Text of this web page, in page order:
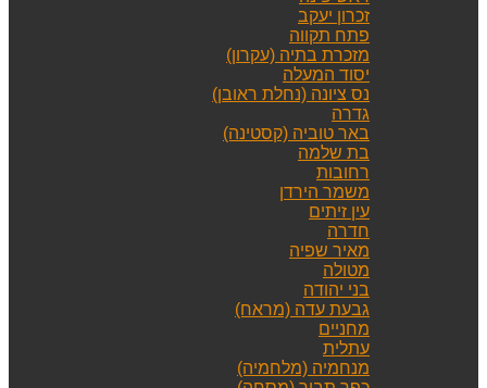
זכרון יעקב
פתח תקווה
מזכרת בתיה (עקרון)
יסוד המעלה
נס ציונה (נחלת ראובן)
גדרה
באר טוביה (קסטינה)
בת שלמה
רחובות
משמר הירדן
עין זיתים
חדרה
מאיר שפיה
מטולה
בני יהודה
גבעת עדה (מראח)
מחניים
עתלית
מנחמיה (מלחמיה)